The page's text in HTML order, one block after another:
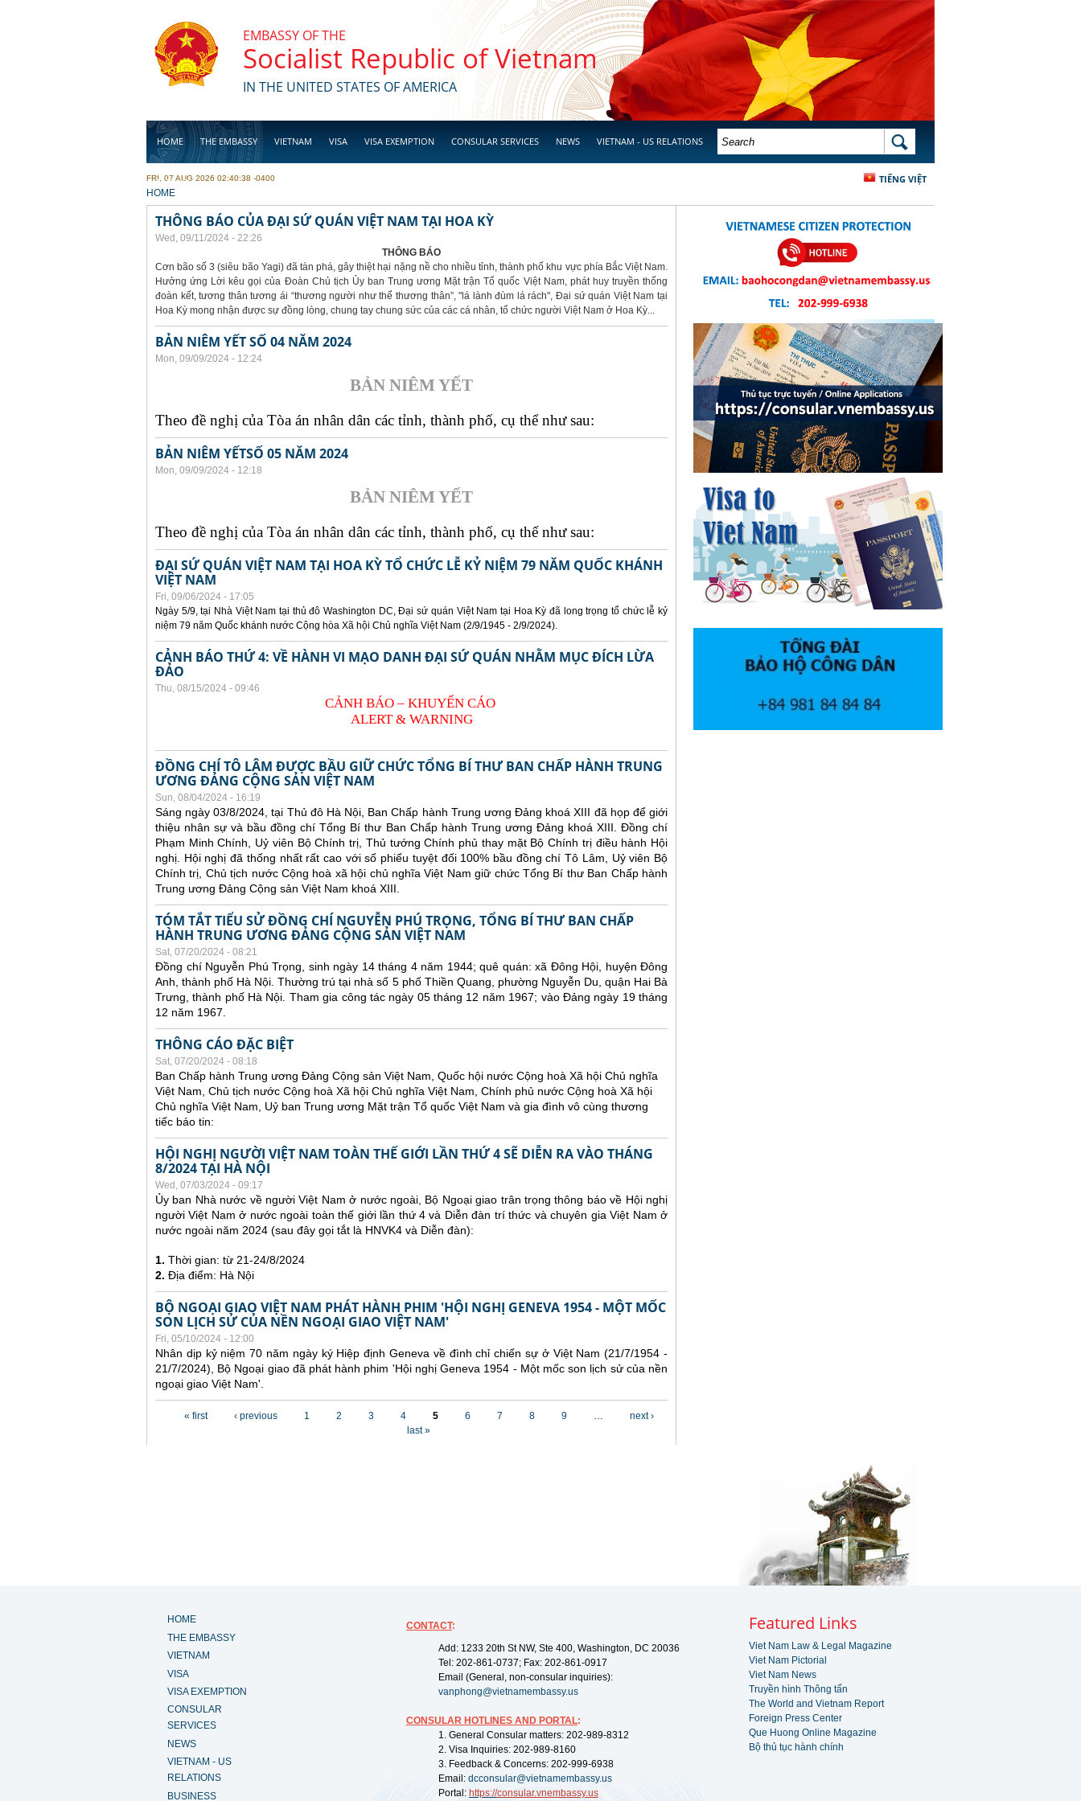
EMBASSY OF THE
Socialist Republic of Vietnam
IN THE UNITED STATES OF AMERICA
HOME THE EMBASSY VIETNAM VISA VISA EXEMPTION CONSULAR SERVICES NEWS VIETNAM - US RELATIONS
BUSINESS
SEARCH FORM SEARCH
TIẾNG VIỆT
FRI, 07 AUG 2026 02:40:38 -0400
YOU ARE HERE
HOME
THÔNG BÁO CỦA ĐẠI SỨ QUÁN VIỆT NAM TẠI HOA KỲ
Wed, 09/11/2024 - 22:26
THÔNG BÁO
Cơn bão số 3 (siêu bão Yagi) đã tàn phá, gây thiệt hại nặng nề cho nhiều tỉnh, thành phố khu vực phía Bắc Việt Nam.
Hưởng ứng Lời kêu gọi của Đoàn Chủ tịch Ủy ban Trung ương Mặt trận Tổ quốc Việt Nam, phát huy truyền thống
đoàn kết, tương thân tương ái “thương người như thể thương thân”, "lá lành đùm lá rách", Đại sứ quán Việt Nam tại
Hoa Kỳ mong nhận được sự đồng lòng, chung tay chung sức của các cá nhân, tổ chức người Việt Nam ở Hoa Kỳ...
BẢN NIÊM YẾT SỐ 04 NĂM 2024
Mon, 09/09/2024 - 12:24
BẢN NIÊM YẾT
Theo đề nghị của Tòa án nhân dân các tỉnh, thành phố, cụ thể như sau:
BẢN NIÊM YẾTSỐ 05 NĂM 2024
Mon, 09/09/2024 - 12:18
BẢN NIÊM YẾT
Theo đề nghị của Tòa án nhân dân các tỉnh, thành phố, cụ thể như sau:
ĐẠI SỨ QUÁN VIỆT NAM TẠI HOA KỲ TỔ CHỨC LỄ KỶ NIỆM 79 NĂM QUỐC KHÁNH
VIỆT NAM
Fri, 09/06/2024 - 17:05
Ngày 5/9, tại Nhà Việt Nam tại thủ đô Washington DC, Đại sứ quán Việt Nam tại Hoa Kỳ đã long trọng tổ chức lễ kỷ
niệm 79 năm Quốc khánh nước Cộng hòa Xã hội Chủ nghĩa Việt Nam (2/9/1945 - 2/9/2024).
CẢNH BÁO THỨ 4: VỀ HÀNH VI MẠO DANH ĐẠI SỨ QUÁN NHẰM MỤC ĐÍCH LỪA
ĐẢO
Thu, 08/15/2024 - 09:46
CẢNH BÁO – KHUYẾN CÁO
ALERT & WARNING
ĐỒNG CHÍ TÔ LÂM ĐƯỢC BẦU GIỮ CHỨC TỔNG BÍ THƯ BAN CHẤP HÀNH TRUNG
ƯƠNG ĐẢNG CỘNG SẢN VIỆT NAM
Sun, 08/04/2024 - 16:19
Sáng ngày 03/8/2024, tại Thủ đô Hà Nội, Ban Chấp hành Trung ương Đảng khoá XIII đã họp để giới
thiệu nhân sự và bầu đồng chí Tổng Bí thư Ban Chấp hành Trung ương Đảng khoá XIII. Đồng chí
Phạm Minh Chính, Uỷ viên Bộ Chính trị, Thủ tướng Chính phủ thay mặt Bộ Chính trị điều hành Hội
nghị. Hội nghị đã thống nhất rất cao với số phiếu tuyệt đối 100% bầu đồng chí Tô Lâm, Uỷ viên Bộ
Chính trị, Chủ tịch nước Cộng hoà xã hội chủ nghĩa Việt Nam giữ chức Tổng Bí thư Ban Chấp hành
Trung ương Đảng Cộng sản Việt Nam khoá XIII.
TÓM TẮT TIỂU SỬ ĐỒNG CHÍ NGUYỄN PHÚ TRỌNG, TỔNG BÍ THƯ BAN CHẤP
HÀNH TRUNG ƯƠNG ĐẢNG CỘNG SẢN VIỆT NAM
Sat, 07/20/2024 - 08:21
Đồng chí Nguyễn Phú Trọng, sinh ngày 14 tháng 4 năm 1944; quê quán: xã Đông Hội, huyện Đông
Anh, thành phố Hà Nội. Thường trú tại nhà số 5 phố Thiền Quang, phường Nguyễn Du, quận Hai Bà
Trưng, thành phố Hà Nội. Tham gia công tác ngày 05 tháng 12 năm 1967; vào Đảng ngày 19 tháng
12 năm 1967.
THÔNG CÁO ĐẶC BIỆT
Sat, 07/20/2024 - 08:18
Ban Chấp hành Trung ương Đảng Cộng sản Việt Nam, Quốc hội nước Cộng hoà Xã hội Chủ nghĩa
Việt Nam, Chủ tịch nước Cộng hoà Xã hội Chủ nghĩa Việt Nam, Chính phủ nước Cộng hoà Xã hội
Chủ nghĩa Việt Nam, Uỷ ban Trung ương Mặt trận Tổ quốc Việt Nam và gia đình vô cùng thương
tiếc báo tin:
HỘI NGHỊ NGƯỜI VIỆT NAM TOÀN THẾ GIỚI LẦN THỨ 4 SẼ DIỄN RA VÀO THÁNG
8/2024 TẠI HÀ NỘI
Wed, 07/03/2024 - 09:17
Ủy ban Nhà nước về người Việt Nam ở nước ngoài, Bộ Ngoại giao trân trọng thông báo về Hội nghị
người Việt Nam ở nước ngoài toàn thế giới lần thứ 4 và Diễn đàn trí thức và chuyên gia Việt Nam ở
nước ngoài năm 2024 (sau đây gọi tắt là HNVK4 và Diễn đàn):
1. Thời gian: từ 21-24/8/2024
2. Địa điểm: Hà Nội
BỘ NGOẠI GIAO VIỆT NAM PHÁT HÀNH PHIM 'HỘI NGHỊ GENEVA 1954 - MỘT MỐC
SON LỊCH SỬ CỦA NỀN NGOẠI GIAO VIỆT NAM'
Fri, 05/10/2024 - 12:00
Nhân dịp kỷ niệm 70 năm ngày ký Hiệp định Geneva về đình chỉ chiến sự ở Việt Nam (21/7/1954 -
21/7/2024), Bộ Ngoại giao đã phát hành phim 'Hội nghị Geneva 1954 - Một mốc son lịch sử của nền
ngoại giao Việt Nam'.
« first ‹ previous 1 2 3 4 5 6 7 8 9 …
next ›
last »
HOME
THE EMBASSY
VIETNAM
VISA
VISA EXEMPTION
CONSULAR
SERVICES
NEWS
VIETNAM - US
RELATIONS
BUSINESS
CONTACT:
Add: 1233 20th St NW, Ste 400, Washington, DC 20036
Tel: 202-861-0737; Fax: 202-861-0917
Email (General, non-consular inquiries):
vanphong@vietnamembassy.us
CONSULAR HOTLINES AND PORTAL:
1. General Consular matters: 202-989-8312
2. Visa Inquiries: 202-989-8160
3. Feedback & Concerns: 202-999-6938
Email: dcconsular@vietnamembassy.us
Portal: https://consular.vnembassy.us
Featured Links
Viet Nam Law & Legal Magazine
Viet Nam Pictorial
Viet Nam News
Truyền hình Thông tấn
The World and Vietnam Report
Foreign Press Center
Que Huong Online Magazine
Bộ thủ tục hành chính